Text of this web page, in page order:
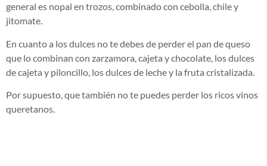
general es nopal en trozos, combinado con cebolla, chile y
jitomate.
En cuanto a los dulces no te debes de perder el pan de queso
que lo combinan con zarzamora, cajeta y chocolate, los dulces
de cajeta y piloncillo, los dulces de leche y la fruta cristalizada.
Por supuesto, que también no te puedes perder los ricos vinos
queretanos.